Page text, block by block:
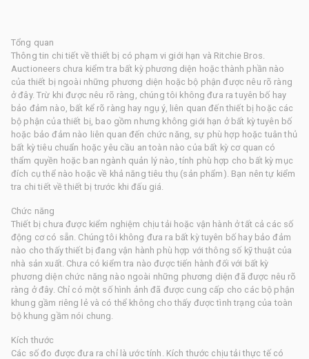
Tổng quan
Thông tin chi tiết về thiết bị có phạm vi giới hạn và Ritchie Bros.
Auctioneers chưa kiểm tra bất kỳ phương diện hoặc thành phần nào
của thiết bị ngoài những phương diện hoặc bộ phận được nêu rõ ràng
ở đây. Trừ khi được nêu rõ ràng, chúng tôi không đưa ra tuyên bố hay
bảo đảm nào, bất kể rõ ràng hay ngụ ý, liên quan đến thiết bị hoặc các
bộ phận của thiết bị, bao gồm nhưng không giới hạn ở bất kỳ tuyên bố
hoặc bảo đảm nào liên quan đến chức năng, sự phù hợp hoặc tuân thủ
bất kỳ tiêu chuẩn hoặc yêu cầu an toàn nào của bất kỳ cơ quan có
thẩm quyền hoặc ban ngành quản lý nào, tính phù hợp cho bất kỳ mục
đích cụ thể nào hoặc về khả năng tiêu thụ (sản phẩm). Bạn nên tự kiểm
tra chi tiết về thiết bị trước khi đấu giá.
Chức năng
Thiết bị chưa được kiểm nghiệm chịu tải hoặc vận hành ở tất cả các số
động cơ có sẵn. Chúng tôi không đưa ra bất kỳ tuyên bố hay bảo đảm
nào cho thấy thiết bị đang vận hành phù hợp với thông số kỹ thuật của
nhà sản xuất. Chưa có kiểm tra nào được tiến hành đối với bất kỳ
phương diện chức năng nào ngoài những phương diện đã được nêu rõ
ràng ở đây. Chỉ có một số hình ảnh đã được cung cấp cho các bộ phận
khung gầm riêng lẻ và có thể không cho thấy được tình trạng của toàn
bộ khung gầm nói chung.
Kích thước
Các số đo được đưa ra chỉ là ước tính. Kích thước chịu tải thực tế có